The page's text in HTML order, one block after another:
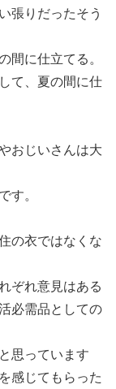
張りだったそう
に仕立てる。
て、夏の間に仕
おじいさんは大
。
の衣ではなくな
ぞれ意見はある
必需品としての
思っています
感じてもらった